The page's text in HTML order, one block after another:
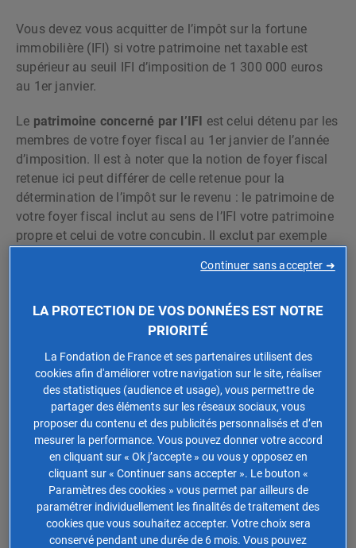
Vous devez vous acquitter de l’impôt sur la fortune
immobilière (IFI) si votre patrimoine net taxable est
supérieur au seuil IFI d’imposition de 1 300 000 euros
au 1er janvier.
Le patrimoine concerné par l’IFI est celui détenu par les
membres de votre foyer fiscal au 1er janvier de l’année
d’imposition. Il est à noter que la notion de foyer fiscal
retenue ici peut différer de celle retenue pour la
détermination de l’impôt sur le revenu : le patrimoine de
votre foyer fiscal inclut au sens de l’IFI votre patrimoine
propre et celui de votre concubin. Il exclut par exemple
considérés comme appartenant au foyer fiscal pour
Au regard de l’IFI, le patrimoine est constitué par
directement ou indirectement par le
foyer fiscal
:
résidence principale, immeubles détenus en direct,
immeubles ou fraction d’immeubles détenus
indirectement, biens et droits immobiliers non
professionnels, etc. Sous certaines conditions, lesbiens
immobiliers professionnelsfont l’objet
d’uneexonération d’IFI. Cette délimitation du
patrimoine aux seuls biens et droits immobiliers pour la
détermination du seuil de l’IFI a été l’enjeu de laréforme
de l’ISF.
LA PROTECTION DE VOS DONNÉES EST NOTRE
PRIORITÉ
La Fondation de France et ses partenaires utilisent des
cookies afin d'améliorer votre navigation sur le site, réaliser
des statistiques (audience et usage), vous permettre de
partager des éléments sur les réseaux sociaux, vous
proposer du contenu et des publicités personnalisés et d’en
mesurer la performance. Vous pouvez donner votre accord
en cliquant sur « Ok j’accepte » ou vous y opposez en
cliquant sur « Continuer sans accepter ». Le bouton «
Paramètres des cookies » vous permet par ailleurs de
paramétrer individuellement les finalités de traitement des
cookies que vous souhaitez accepter. Votre choix sera
conservé pendant une durée de 6 mois. Vous pouvez
Continuer sans accepter ➜